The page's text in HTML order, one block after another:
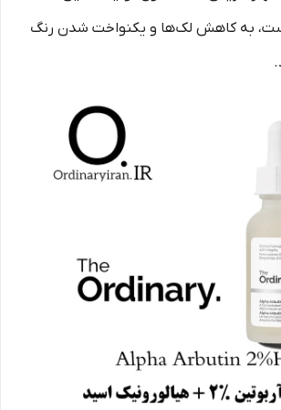
به کاهش لک‌ها و یکنواخت شدن رنگ